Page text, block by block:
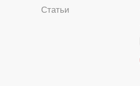
Статьи